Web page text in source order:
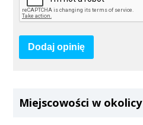
Dodaj opinię
Miejscowości w okolicy